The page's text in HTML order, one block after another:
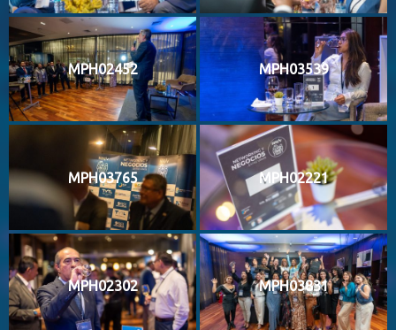
MPH02452 MPH03539
MPH03765 MPH02221
MPH02302 MPH03831